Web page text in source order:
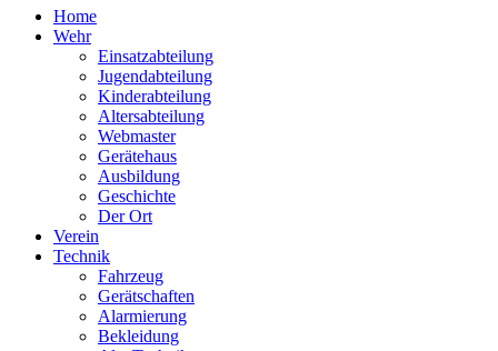
Home
Wehr
Einsatzabteilung
Jugendabteilung
Kinderabteilung
Altersabteilung
Webmaster
Gerätehaus
Ausbildung
Geschichte
Der Ort
Verein
Technik
Fahrzeug
Gerätschaften
Alarmierung
Bekleidung